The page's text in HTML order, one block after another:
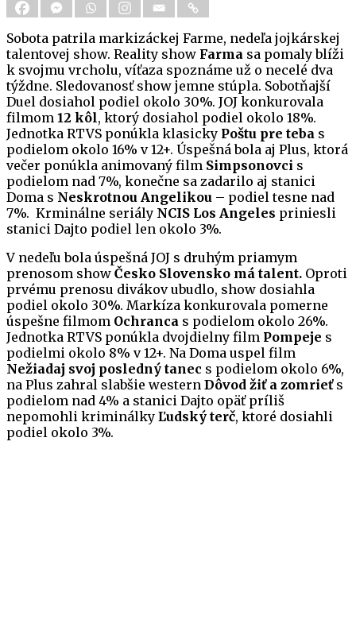
Sobota patrila markizáckej Farme, nedeľa jojkárskej
talentovej show. Reality show Farma sa pomaly blíži
k svojmu vrcholu, víťaza spoznáme už o necelé dva
týždne. Sledovanosť show jemne stúpla. Sobotňajší
Duel dosiahol podiel okolo 30%. JOJ konkurovala
filmom 12 kôl, ktorý dosiahol podiel okolo 18%.
Jednotka RTVS ponúkla klasicky Poštu pre teba s
podielom okolo 16% v 12+. Úspešná bola aj Plus, ktorá
večer ponúkla animovaný film Simpsonovci s
podielom nad 7%, konečne sa zadarilo aj stanici
Doma s Neskrotnou Angelikou – podiel tesne nad
7%. Krminálne seriály NCIS Los Angeles priniesli
stanici Dajto podiel len okolo 3%.
V nedeľu bola úspešná JOJ s druhým priamym
prenosom show Česko Slovensko má talent. Oproti
prvému prenosu divákov ubudlo, show dosiahla
podiel okolo 30%. Markíza konkurovala pomerne
úspešne filmom Ochranca s podielom okolo 26%.
Jednotka RTVS ponúkla dvojdielny film Pompeje s
podielmi okolo 8% v 12+. Na Doma uspel film
Nežiadaj svoj posledný tanec s podielom okolo 6%,
na Plus zahral slabšie western Dôvod žiť a zomrieťs
podielom nad 4% a stanici Dajto opäť príliš
nepomohli kriminálky Ľudský terč, ktoré dosiahli
podiel okolo 3%.